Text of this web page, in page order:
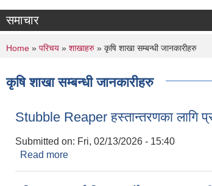
समाचार
You are here
Home » परिचय » शाखाहरु » कृषि शाखा सम्बन्धी जानकारीहरु
कृषि शाखा सम्बन्धी जानकारीहरु
Stubble Reaper हस्तान्तरणका लागि
Submitted on: Fri, 02/13/2026 - 15:40
Read more